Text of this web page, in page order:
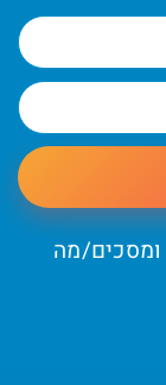
ומסכים/מה